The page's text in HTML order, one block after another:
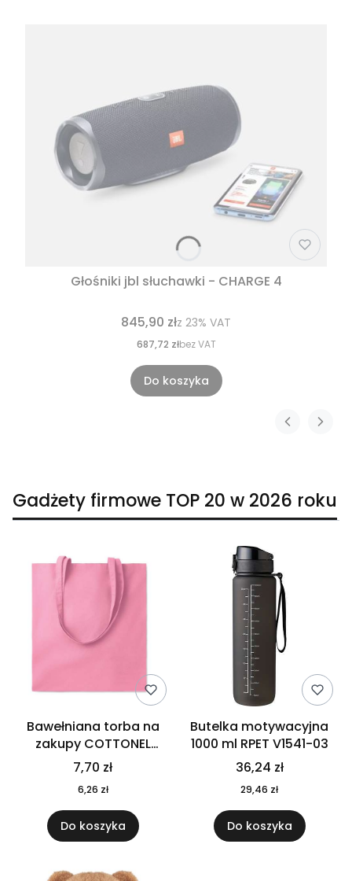
Głośniki jbl słuchawki - CHARGE 4
845,90 złz 23% VAT
687,72 złbez VAT
Do koszyka
Gadżety firmowe TOP 20 w 2026 roku
Bawełniana torba na
zakupy COTTONEL
COLOUR++ MO9846-11
7,70 zł
6,26 zł
Do koszyka
Butelka motywacyjna
1000 ml RPET V1541-03
36,24 zł
29,46 zł
Do koszyka